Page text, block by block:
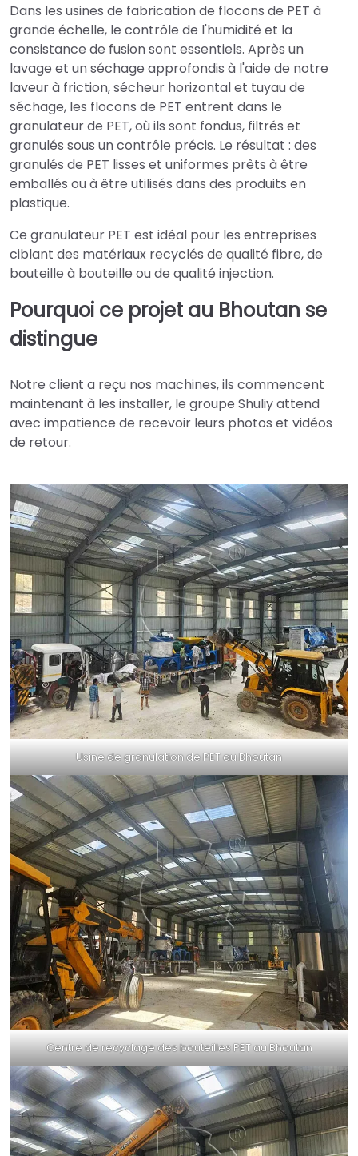
Dans les usines de fabrication de flocons de PET à
grande échelle, le contrôle de l'humidité et la
consistance de fusion sont essentiels. Après un
lavage et un séchage approfondis à l'aide de notre
laveur à friction, sécheur horizontal et tuyau de
séchage, les flocons de PET entrent dans le
granulateur de PET, où ils sont fondus, filtrés et
granulés sous un contrôle précis. Le résultat : des
granulés de PET lisses et uniformes prêts à être
emballés ou à être utilisés dans des produits en
plastique.
Ce granulateur PET est idéal pour les entreprises
ciblant des matériaux recyclés de qualité fibre, de
bouteille à bouteille ou de qualité injection.
Pourquoi ce projet au Bhoutan se
distingue
Notre client a reçu nos machines, ils commencent
maintenant à les installer, le groupe Shuliy attend
avec impatience de recevoir leurs photos et vidéos
de retour.
Usine de granulation de PET au Bhoutan
Centre de recyclage des bouteilles PET au Bhoutan